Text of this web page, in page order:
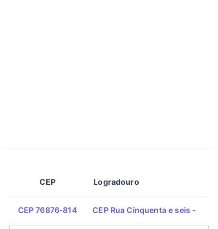
CEP Logradouro
CEP 76876-814 CEP Rua Cinquenta e seis -